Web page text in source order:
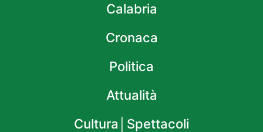
Calabria
Cronaca
Politica
Attualità
Cultura│Spettacoli